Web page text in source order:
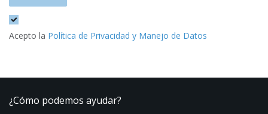
Acepto la Política de Privacidad y Manejo de Datos
¿Cómo podemos ayudar?